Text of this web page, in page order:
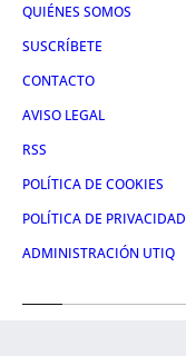
QUIÉNES SOMOS
SUSCRÍBETE
CONTACTO
AVISO LEGAL
RSS
POLÍTICA DE COOKIES
POLÍTICA DE PRIVACIDAD
ADMINISTRACIÓN UTIQ